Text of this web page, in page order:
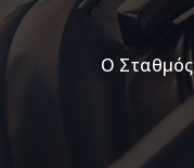
Ο Σταθμός